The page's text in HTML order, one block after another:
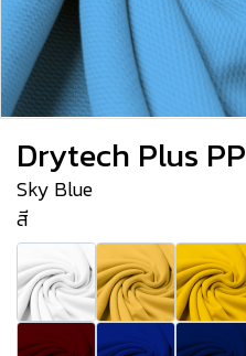
Drytech Plus PP
Sky Blue
สี